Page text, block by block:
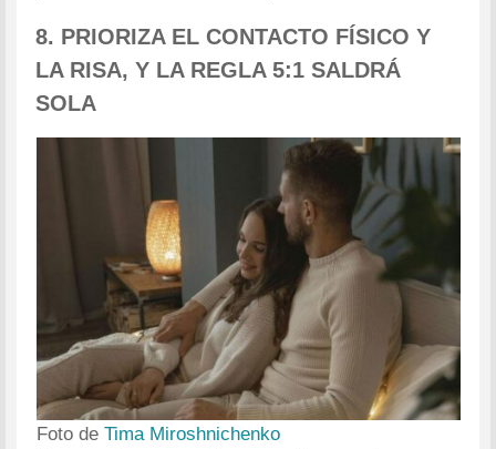
8. PRIORIZA EL CONTACTO FÍSICO Y
LA RISA, Y LA REGLA 5:1 SALDRÁ
SOLA
Foto de Tima Miroshnichenko